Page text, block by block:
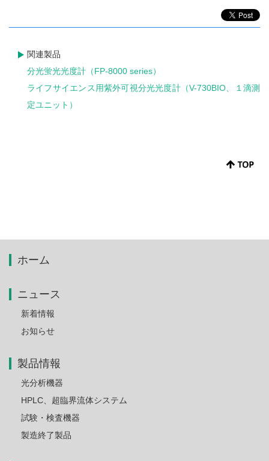
関連製品
分光蛍光光度計（FP-8000 series）
ライフサイエンス用紫外可視分光光度計（V-730BIO、１滴測
定ユニット）
ホーム
ニュース
新着情報
お知らせ
製品情報
光分析機器
HPLC、超臨界流体システム
試験・検査機器
製造終了製品